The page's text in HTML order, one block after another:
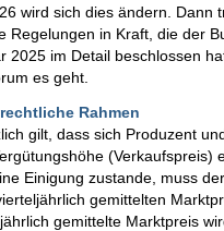
wird sich dies ändern. Dann
Regelungen in Kraft, die der
2025 im Detail beschlossen
es geht.
Rahmen
gilt, dass sich Produzent
(Verkaufspreis)
Einigung zustande, muss
gemittelten
gemittelte Marktpreis